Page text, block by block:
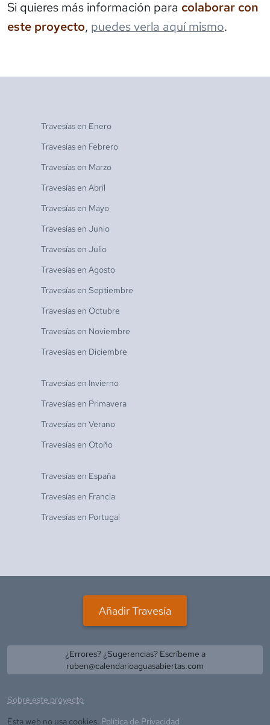
Si quieres más información para colaborar con
este proyecto, puedes verla aquí mismo.
Travesías en Enero
Travesías en Febrero
Travesías en Marzo
Travesías en Abril
Travesías en Mayo
Travesías en Junio
Travesías en Julio
Travesías en Agosto
Travesías en Septiembre
Travesías en Octubre
Travesías en Noviembre
Travesías en Diciembre
Travesías en Invierno
Travesías en Primavera
Travesías en Verano
Travesías en Otoño
Travesías en España
Travesías en Francia
Travesías en Portugal
Añadir Travesía
¿Errores? ¿Sugerencias? Escríbeme a
ruben@calendarioaguasabiertas.com
Sobre este proyecto
Esta web no usa cookies. Política de Privacidad